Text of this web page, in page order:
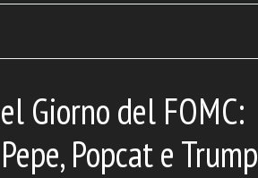
Giorno del FOMC:
Popcat e Trump